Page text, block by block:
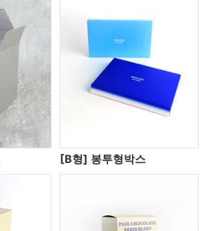
[B형] 봉투형박스